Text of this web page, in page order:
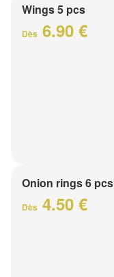
Wings 5 pcs
Dès 6.90 €
Onion rings 6 pcs
Dès 4.50 €